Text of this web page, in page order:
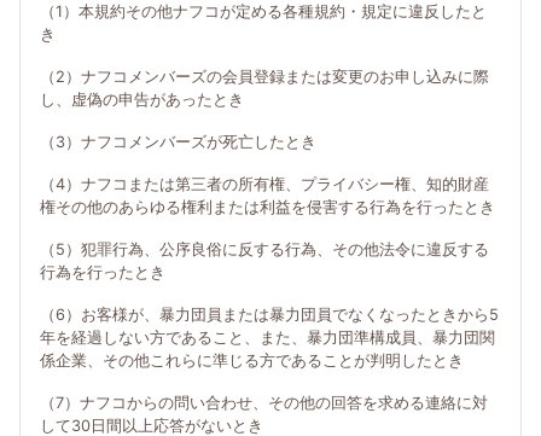
（1）本規約その他ナフコが定める各種規約・規定に違反したと
き
（2）ナフコメンバーズの会員登録または変更のお申し込みに際
し、虚偽の申告があったとき
（3）ナフコメンバーズが死亡したとき
（4）ナフコまたは第三者の所有権、プライバシー権、知的財産
権その他のあらゆる権利または利益を侵害する行為を行ったとき
（5）犯罪行為、公序良俗に反する行為、その他法令に違反する
行為を行ったとき
（6）お客様が、暴力団員または暴力団員でなくなったときから5
年を経過しない方であること、また、暴力団準構成員、暴力団関
係企業、その他これらに準じる方であることが判明したとき
（7）ナフコからの問い合わせ、その他の回答を求める連絡に対
して30日間以上応答がないとき